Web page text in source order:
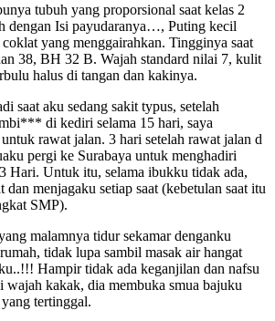
tubuh yang proporsional saat kelas 2
dengan Isi payudaranya…, Puting kecil
yang menggairahkan. Tingginya saat
38, BH 32 B. Wajah standard nilai 7, kulit
halus di tangan dan kakinya.
saat aku sedang sakit typus, setelah
di kediri selama 15 hari, saya
rawat jalan. 3 hari setelah rawat jalan d
pergi ke Surabaya untuk menghadiri
Hari. Untuk itu, selama ibukku tidak ada,
menjagaku setiap saat (kebetulan saat itu
SMP).
malamnya tidur sekamar denganku
tidak lupa sambil masak air hangat
Hampir tidak ada keganjilan dan nafsu
wajah kakak, dia membuka smua bajuku
tertinggal.